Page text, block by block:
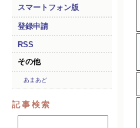
スマートフォン版
登録申請
RSS
その他
あまあど
記事検索